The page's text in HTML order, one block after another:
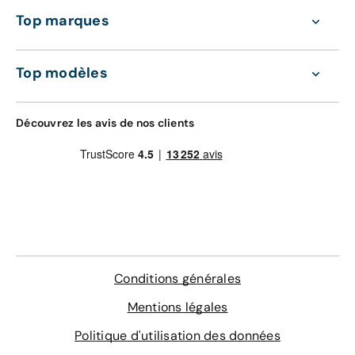
d'oeuvre valable dans le réseau constructeur
(Europe)
remorquage et véhicule de prêt)
Contrôle technique
168 €
Gravage des vitres
Top marques
Top modèles
Découvrez les avis de nos clients
Conditions générales
Mentions légales
Politique d'utilisation des données